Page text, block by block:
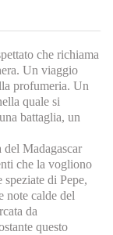
che richiama
Un viaggio
profumeria. Un
quale si
battaglia, un
del Madagascar
che la vogliono
speziate di Pepe,
note calde del
da
questo